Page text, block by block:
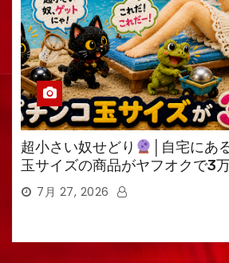
超小さい奴せどり
│自宅にあ
玉サイズの商品がヤフオクで3
7月 27, 2026